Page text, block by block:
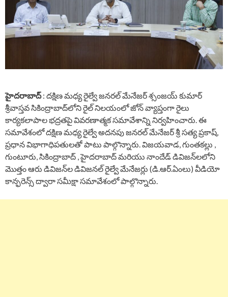
హైదరాబాద్: దక్షిణ మధ్య రైల్వే జనరల్ మేనేజర్ శ్సంజయ్ కుమార్
శ్రీవాస్తవ సికింద్రాబాద్‌లోని రైల్ నిలయంలో జోన్ వ్యాప్తంగా రైలు
కార్యకలాపాల భద్రతపై వివరణాత్మక సమావేశాన్ని నిర్వహించారు. ఈ
సమావేశంలో దక్షిణ మధ్య రైల్వే అదనపు జనరల్ మేనేజర్ శ్రీ సత్య ప్రకాష్,
ప్రధాన విభాగాధిపతులతో పాటు పాల్గొన్నారు. విజయవాడ, గుంతకల్లు ,
గుంటూరు, సికింద్రాబాద్ , హైదరాబాద్ మరియు నాందేడ్ డివిజన్‌లలోని
మొత్తం ఆరు డివిజన్‌ల డివిజనల్ రైల్వే మేనేజర్లు (డి.ఆర్.ఏంలు) వీడియో
కాన్ఫరెన్స్ ద్వారా సమీక్షా సమావేశంలో పాల్గొన్నారు.